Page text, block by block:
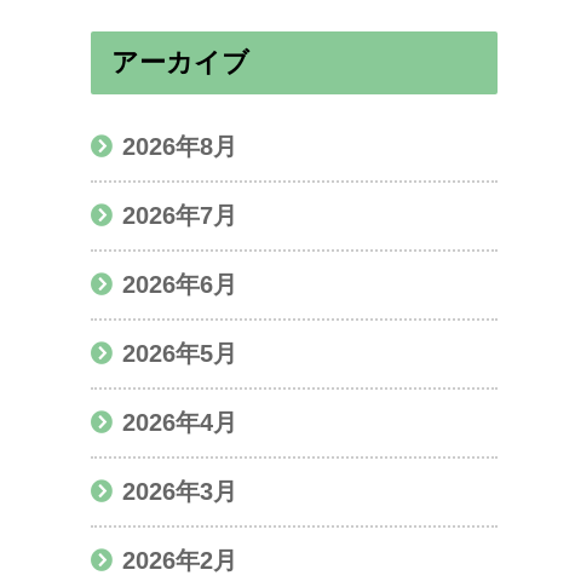
アーカイブ
2026年8月
2026年7月
2026年6月
2026年5月
2026年4月
2026年3月
2026年2月